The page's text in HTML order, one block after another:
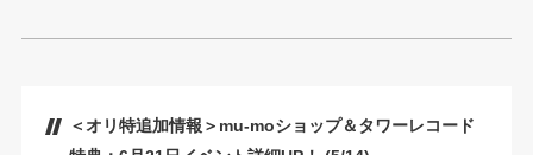
＜オリ特追加情報＞mu-moショップ＆タワーレコード